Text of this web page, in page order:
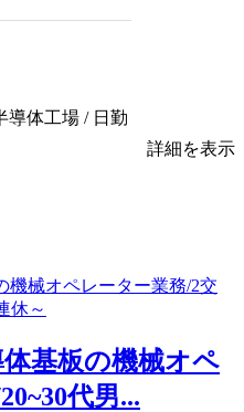
導体工場 / 日勤
詳細を表示
体基板の機械オペ
代男...